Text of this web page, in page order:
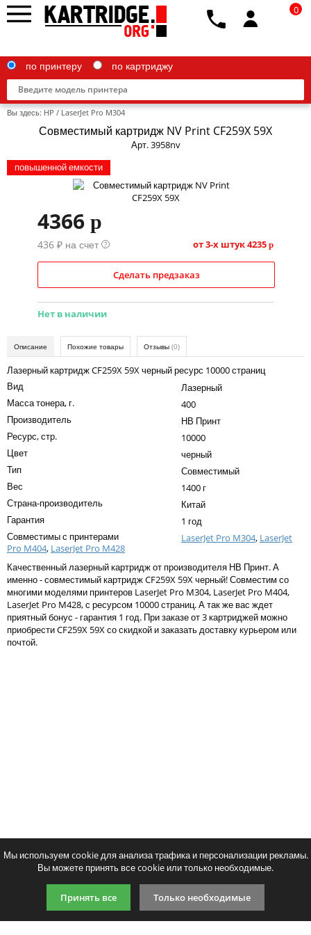
Brother
Epson
G&G
Kodak
Konica Minolta
Kyocera
OKI
Panasonic
Sharp
Toshiba
Xerox
Для франкировальной машины
Ленточные картриджи
Тонер и девелопер
по принтеру по картриджу
0
Вы здесь: HP / LaserJet Pro M304
Совместимый картридж NV Print CF259X 59X
Арт. 3958nv
повышенной емкости
4366 p
436 ₽ на счет ? от 3-х штук4235 p
Сделать предзаказ
Нет в наличии
Описание Похожие товары Отзывы (0)
Лазерный картридж CF259X 59X черный ресурс 10000 страниц
Вид
Лазерный
Масса тонера, г.
400
Производитель
НВ Принт
Ресурс, стр.
10000
Цвет
черный
Тип
Совместимый
Вес
1400 г
Страна-производитель
Китай
Гарантия
1 год
Совместимы с принтерами
LaserJet Pro M304, LaserJet
Pro M404, LaserJet Pro M428
Качественный лазерный картридж от производителя НВ Принт. А
именно - совместимый картридж CF259X 59X черный! Совместим со
многими моделями принтеров LaserJet Pro M304, LaserJet Pro M404,
LaserJet Pro M428, с ресурсом 10000 страниц. А так же вас ждет
приятный бонус - гарантия 1 год. При заказе от 3 картриджей можно
приобрести CF259X 59X со скидкой и заказать доставку курьером или
почтой.
Введите код, указанный на картинке:
Мы используем cookie для анализа трафика и персонализации рекламы.
Вы можете принять все cookie или только необходимые.
Принять все Только необходимые